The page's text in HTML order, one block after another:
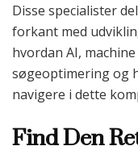
Disse specialister
forkant med
hvordan AI,
søgeoptimering og
navigere i dette
Find Den